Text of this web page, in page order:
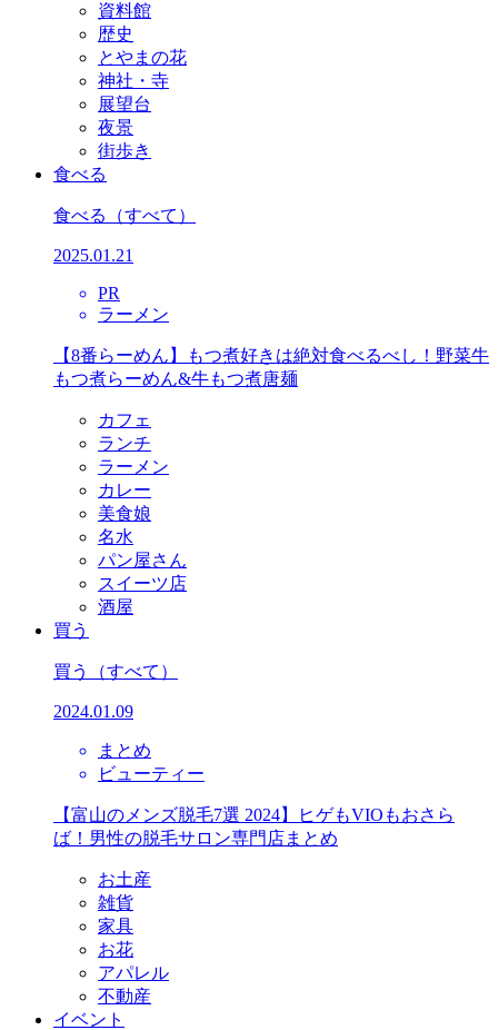
資料館
歴史
とやまの花
神社・寺
展望台
夜景
街歩き
食べる
食べる （すべて）
2025.01.21
PR
ラーメン
【8番らーめん】もつ煮好きは絶対食べるべし！野菜牛
もつ煮らーめん&牛もつ煮唐麺
カフェ
ランチ
ラーメン
カレー
美食娘
名水
パン屋さん
スイーツ店
酒屋
買う
買う （すべて）
2024.01.09
まとめ
ビューティー
【富山のメンズ脱毛7選 2024】ヒゲもVIOもおさら
ば！男性の脱毛サロン専門店まとめ
お土産
雑貨
家具
お花
アパレル
不動産
イベント